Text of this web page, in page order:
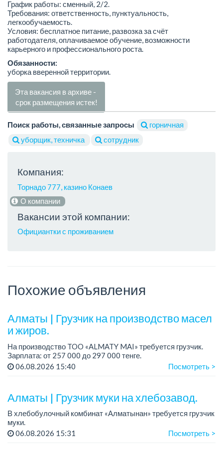
График работы: сменный, 2/2.
Требования: ответственность, пунктуальность,
легкообучаемость.
Условия: бесплатное питание, развозка за счёт
работодателя, оплачиваемое обучение, возможности
карьерного и профессионального роста.
Обязанности:
уборка вверенной территории.
Эта вакансия в архиве -
срок размещения истек!
Поиск работы, связанные запросы
горничная
уборщик, техничка
сотрудник
Компания:
Торнадо 777, казино Конаев
О компании
Вакансии этой компании:
Официантки с проживанием
Похожие объявления
Алматы | Грузчик на производство масел
и жиров.
На производство TOO «ALMATY MAI» требуется грузчик.
Зарплата: от 257 000 до 297 000 тенге.
График работы: сменный 2/2, с 08.00 до 20.00, с 20.00 до
06.08.2026 15:40 Посмотреть >
Алматы | Грузчик муки на хлебозавод.
В хлебобулочный комбинат «Алматынан» требуется грузчик
муки.
График работы: 5/2, с 09.00 до 18.00.
06.08.2026 15:31 Посмотреть >